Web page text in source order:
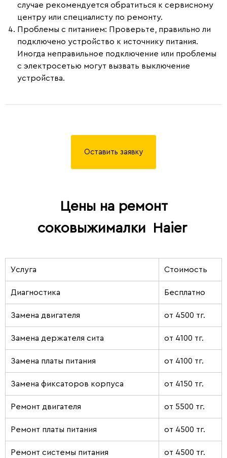
случае рекомендуется обратиться к сервисному
центру или специалисту по ремонту.
Проблемы с питанием: Проверьте, правильно ли
подключено устройство к источнику питания.
Иногда неправильное подключение или проблемы
с электросетью могут вызвать выключение
устройства.
Оставить заявку
Цены на ремонт
соковыжималки
Haier
Услуга Стоимость
Диагностика Бесплатно
Замена двигателя от 4500 тг.
Замена держателя сита от 4100 тг.
Замена платы питания от 4100 тг.
Замена фиксаторов корпуса от 4150 тг.
Ремонт двигателя от 5500 тг.
Ремонт платы питания от 4500 тг.
Ремонт системы питания от 4500 тг.